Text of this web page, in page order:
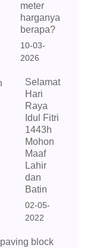
meter
harganya
berapa?
10-03-
2026
Selamat
Hari
Raya
Idul Fitri
1443h
Mohon
Maaf
Lahir
dan
Batin
02-05-
2022
paving block